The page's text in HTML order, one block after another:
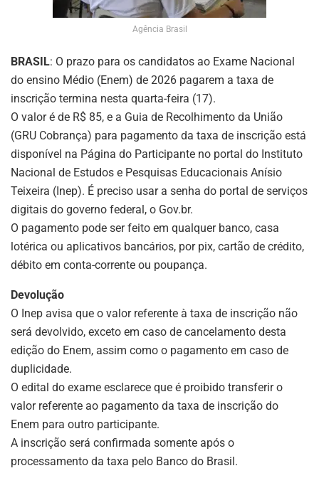
Agência Brasil
BRASIL: O prazo para os candidatos ao Exame Nacional
do ensino Médio (Enem) de 2026 pagarem a taxa de
inscrição termina nesta quarta-feira (17).
O valor é de R$ 85, e a Guia de Recolhimento da União
(GRU Cobrança) para pagamento da taxa de inscrição está
disponível na Página do Participante no portal do Instituto
Nacional de Estudos e Pesquisas Educacionais Anísio
Teixeira (Inep). É preciso usar a senha do portal de serviços
digitais do governo federal, o Gov.br.
O pagamento pode ser feito em qualquer banco, casa
lotérica ou aplicativos bancários, por pix, cartão de crédito,
débito em conta-corrente ou poupança.
Devolução
O Inep avisa que o valor referente à taxa de inscrição não
será devolvido, exceto em caso de cancelamento desta
edição do Enem, assim como o pagamento em caso de
duplicidade.
O edital do exame esclarece que é proibido transferir o
valor referente ao pagamento da taxa de inscrição do
Enem para outro participante.
A inscrição será confirmada somente após o
processamento da taxa pelo Banco do Brasil.